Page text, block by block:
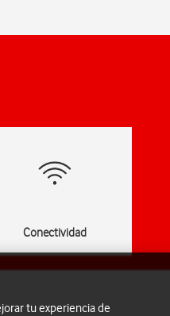
Conectividad
tu experiencia de